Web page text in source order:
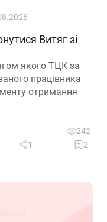
Витяг зі
якого ТЦК за
працівника
отримання
242
1 2